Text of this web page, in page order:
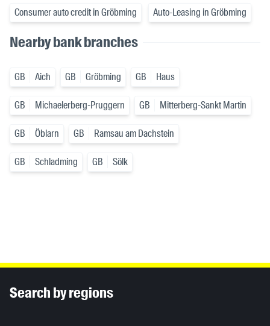
Consumer auto credit in Gröbming Auto-Leasing in Gröbming
Nearby bank branches
GB Aich GB Gröbming GB Haus
GB Michaelerberg-Pruggern GB Mitterberg-Sankt Martin
GB Öblarn GB Ramsau am Dachstein
GB Schladming GB Sölk
Search by regions